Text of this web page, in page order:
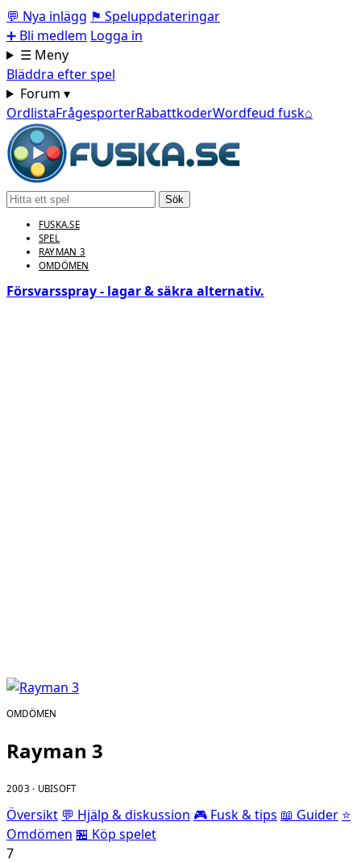
💬 Nya inlägg ⚑ Speluppdateringar
➕ Bli medlem Logga in
☰ Meny
Bläddra efter spel
Forum ▾
OrdlistaFrågesporterRabattkoderWordfeud fusk⌂
Sök
FUSKA.SE
SPEL
RAYMAN 3
OMDÖMEN
Försvarsspray - lagar & säkra alternativ.
OMDÖMEN
Rayman 3
2003 · UBISOFT
Översikt 💬 Hjälp & diskussion 🎮 Fusk & tips 📖 Guider ⭐
Omdömen 🏪 Köp spelet
7